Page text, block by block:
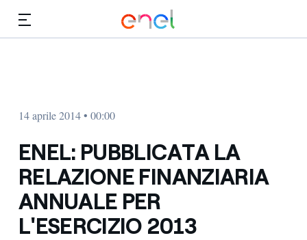
14 aprile 2014 • 00:00
ENEL: PUBBLICATA LA
RELAZIONE FINANZIARIA
ANNUALE PER
L'ESERCIZIO 2013